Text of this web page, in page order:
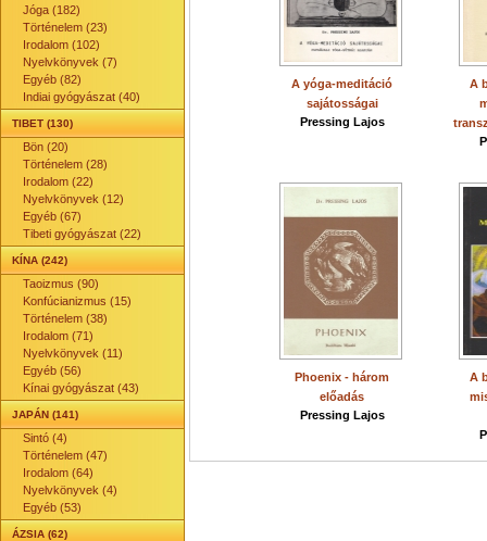
Jóga (182)
Történelem (23)
Irodalom (102)
Nyelvkönyvek (7)
Egyéb (82)
Indiai gyógyászat (40)
TIBET (130)
Bön (20)
Történelem (28)
Irodalom (22)
Nyelvkönyvek (12)
Egyéb (67)
Tibeti gyógyászat (22)
KÍNA (242)
Taoizmus (90)
Konfúcianizmus (15)
Történelem (38)
Irodalom (71)
Nyelvkönyvek (11)
Egyéb (56)
Kínai gyógyászat (43)
JAPÁN (141)
Sintó (4)
Történelem (47)
Irodalom (64)
Nyelvkönyvek (4)
Egyéb (53)
ÁZSIA (62)
A yóga-meditáció
sajátosságai
Pressing Lajos
A
Phoenix - három
előadás
Pressing Lajos
A